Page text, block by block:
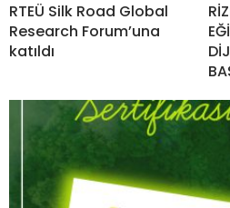
RTEÜ Silk Road Global
Research Forum’una
katıldı